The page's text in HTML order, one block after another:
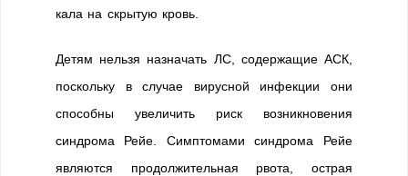
кала на скрытую кровь.
Детям нельзя назначать ЛС, содержащие АСК,
поскольку в случае вирусной инфекции они
способны увеличить риск возникновения
синдрома Рейе. Симптомами синдрома Рейе
являются продолжительная рвота, острая